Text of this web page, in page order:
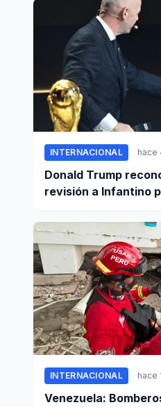
INTERNACIONAL hace
Donald Trump
revisión a Infantino
INTERNACIONAL hace
Venezuela: